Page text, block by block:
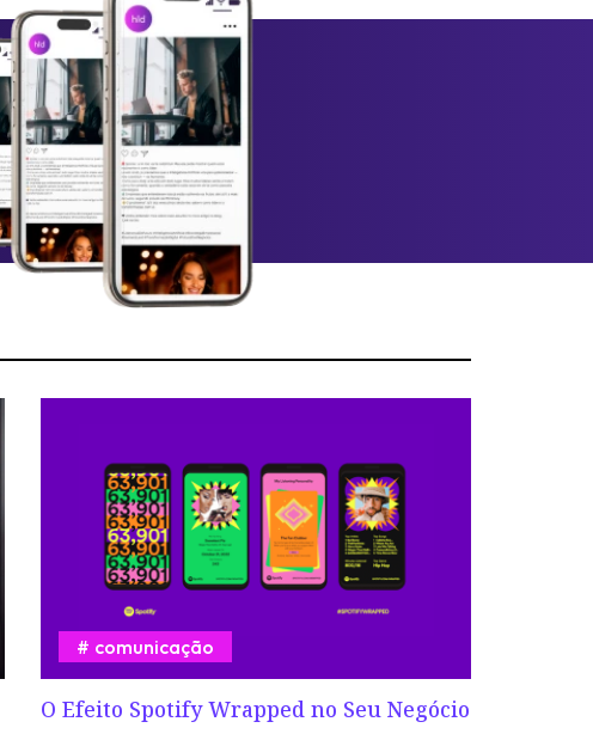
O Efeito Spotify Wrapped no Seu Negócio
comunicação